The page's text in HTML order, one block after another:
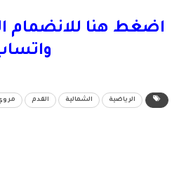
اضغط هنا للانضمام
الرياضية الشمالية القدم